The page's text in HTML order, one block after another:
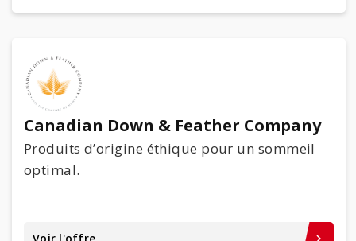
Canadian Down & Feather Company
Produits d’origine éthique pour un sommeil
optimal.